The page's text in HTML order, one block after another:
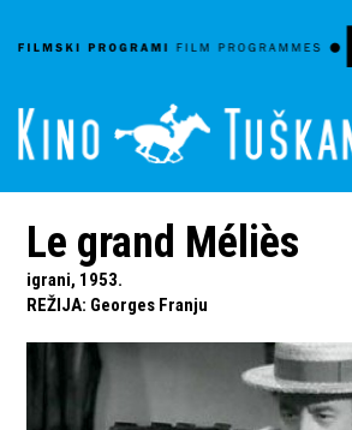
Le grand Méliès
igrani, 1953.
REŽIJA: Georges Franju